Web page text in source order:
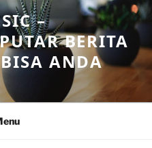
–
BERITA
ANDA